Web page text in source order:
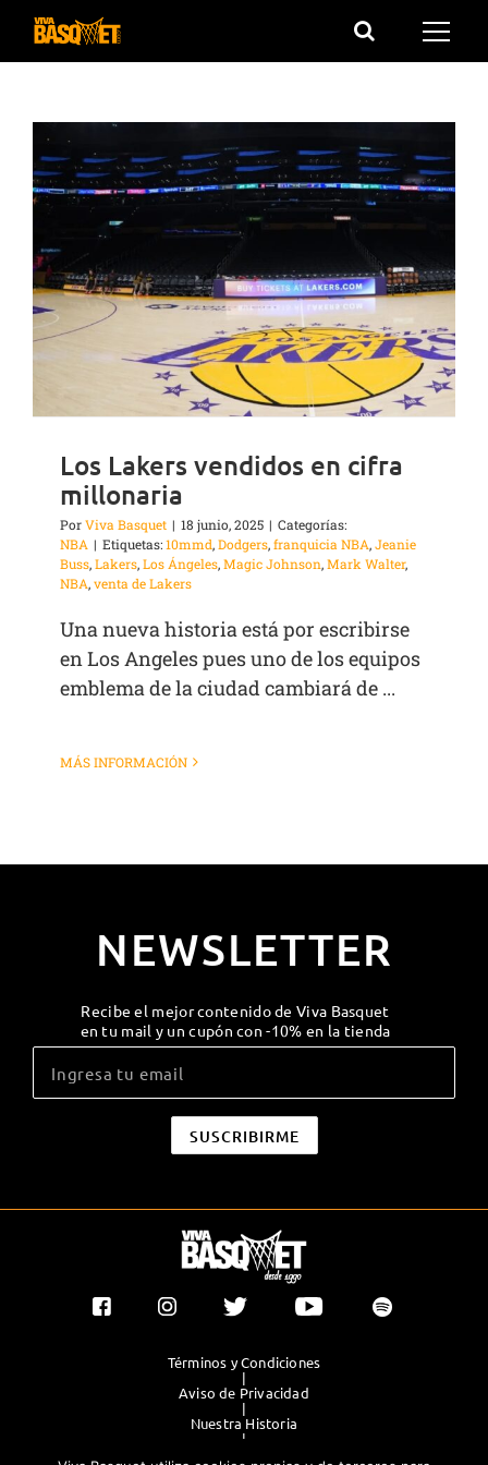
Saltar
Los Lakers vendidos en cifra
millonaria
PorViva Basquet | 18 junio, 2025 | Categorías:
NBA | Etiquetas:10mmd,Dodgers,franquicia NBA,Jeanie
Buss,Lakers,Los Ángeles,Magic Johnson,Mark Walter,
NBA,venta de Lakers
Una nueva historia está por escribirse
en Los Angeles pues uno de los equipos
emblema de la ciudad cambiará de ...
MÁS INFORMACIÓN
NEWSLETTER
Recibe el mejor contenido de Viva Basquet
en tu mail y un cupón con -10% en la tienda
Términos y Condiciones
|
Aviso de Privacidad
|
Nuestra Historia
|